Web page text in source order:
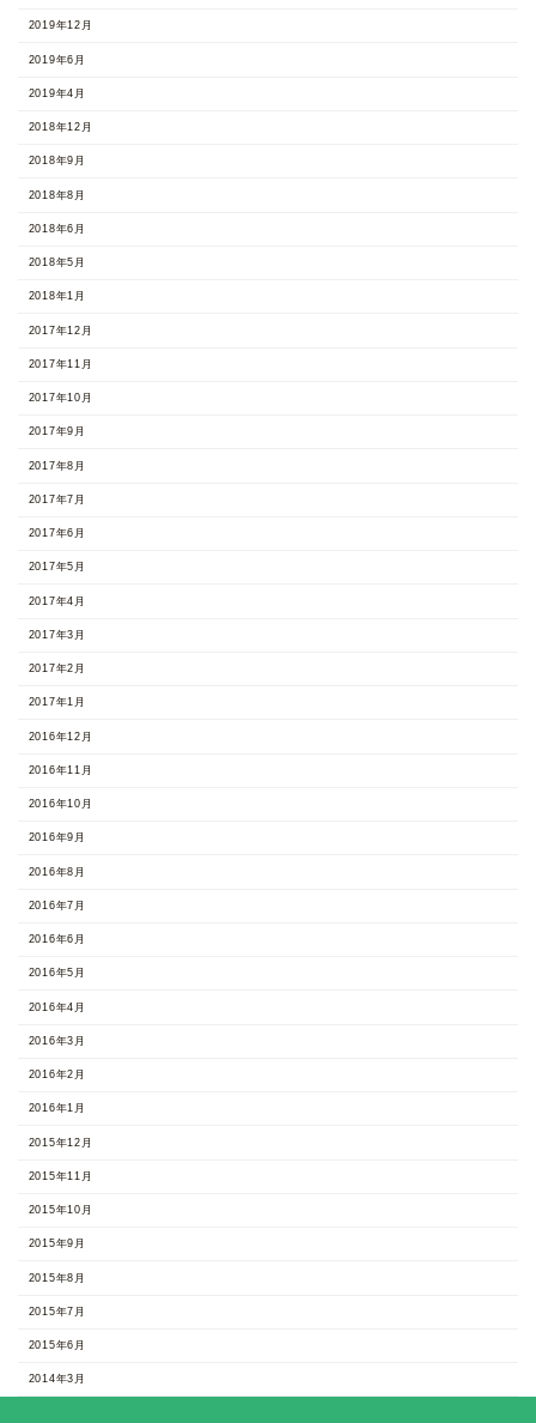
2019年12月
2019年6月
2019年4月
2018年12月
2018年9月
2018年8月
2018年6月
2018年5月
2018年1月
2017年12月
2017年11月
2017年10月
2017年9月
2017年8月
2017年7月
2017年6月
2017年5月
2017年4月
2017年3月
2017年2月
2017年1月
2016年12月
2016年11月
2016年10月
2016年9月
2016年8月
2016年7月
2016年6月
2016年5月
2016年4月
2016年3月
2016年2月
2016年1月
2015年12月
2015年11月
2015年10月
2015年9月
2015年8月
2015年7月
2015年6月
2014年3月